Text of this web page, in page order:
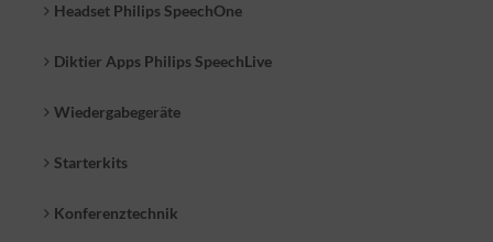
Philips SpeechExec Pro Transcription Set 7277
Headset Philips SpeechOne
Diktier Apps Philips SpeechLive
Wiedergabegeräte
Starterkits
Konferenztechnik